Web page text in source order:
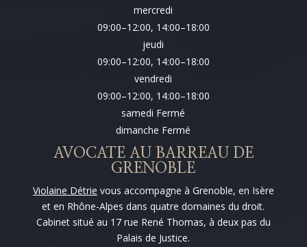
mercredi
09:00–12:00, 14:00–18:00
jeudi
09:00–12:00, 14:00–18:00
vendredi
09:00–12:00, 14:00–18:00
samedi Fermé
dimanche Fermé
AVOCATE AU BARREAU DE
GRENOBLE
Violaine Détrie vous accompagne à Grenoble, en Isère
et en Rhône-Alpes dans quatre domaines du droit.
Cabinet situé au 17 rue René Thomas, à deux pas du
Palais de Justice.